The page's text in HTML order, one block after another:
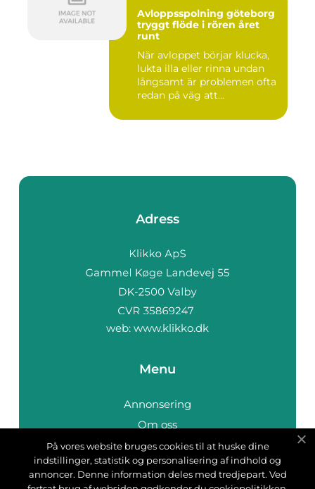
Avloppsspolning göteborg
tryggt flöde i rören året
runt
När avloppet börjar klucka,
lukta illa eller rinna undan
långsamt är problemen ofta
redan på väg att...
Adress
web: www.klikko.dk
Menu
Annonsering
Om oss
Cookies
Kontakta oss
Sitemap
På vores website bruges cookies til at huske dine
indstillinger, statistik og personalisering af indhold og
annoncer. Denne information deles med tredjepart. Ved